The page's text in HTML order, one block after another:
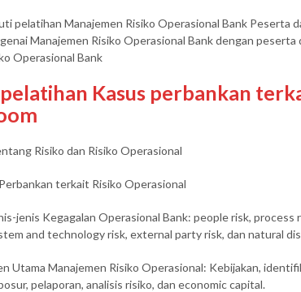
pelatihan Manajemen Risiko Operasional Bank Peserta
Manajemen Risiko Operasional Bank dengan
Operasional Bank
Kasus perbankan
Risiko dan Risiko Operasional
terkait Risiko Operasional
jenis Kegagalan Operasional Bank: people risk, process
and technology risk, external party risk, dan natural
Utama Manajemen Risiko Operasional: Kebijakan,
pelaporan, analisis risiko, dan economic capital.